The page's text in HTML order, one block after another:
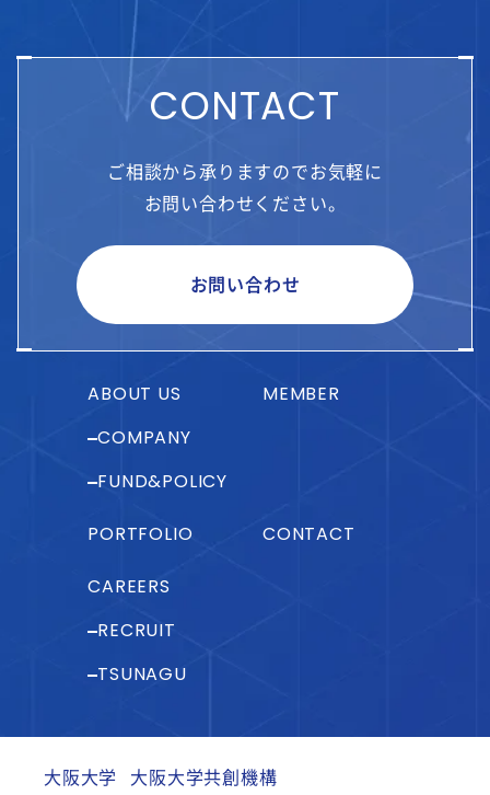
CONTACT
ご相談から承りますのでお気軽に
お問い合わせください。
お問い合わせ
ABOUT US
COMPANY
FUND&POLICY
PORTFOLIO
CAREERS
RECRUIT
TSUNAGU
MEMBER
CONTACT
大阪大学 大阪大学共創機構